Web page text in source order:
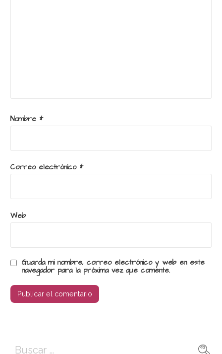
Nombre *
Correo electrónico *
Web
Guarda mi nombre, correo electrónico y web en este
navegador para la próxima vez que comente.
Buscar: